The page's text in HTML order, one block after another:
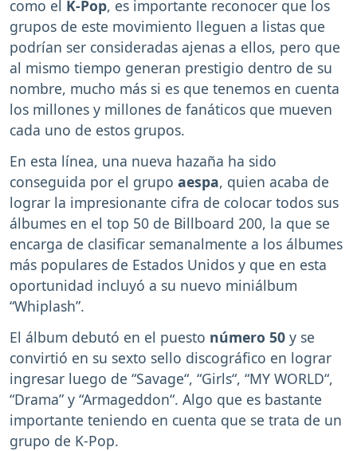
como el K-Pop, es importante reconocer que los
grupos de este movimiento lleguen a listas que
podrían ser consideradas ajenas a ellos, pero que
al mismo tiempo generan prestigio dentro de su
nombre, mucho más si es que tenemos en cuenta
los millones y millones de fanáticos que mueven
cada uno de estos grupos.
En esta línea, una nueva hazaña ha sido
conseguida por el grupo aespa, quien acaba de
lograr la impresionante cifra de colocar todos sus
álbumes en el top 50 de Billboard 200, la que se
encarga de clasificar semanalmente a los álbumes
más populares de Estados Unidos y que en esta
oportunidad incluyó a su nuevo miniálbum
“Whiplash”.
El álbum debutó en el puesto número 50 y se
convirtió en su sexto sello discográfico en lograr
ingresar luego de “Savage“, “Girls“, “MY WORLD“,
“Drama” y “Armageddon“. Algo que es bastante
importante teniendo en cuenta que se trata de un
grupo de K-Pop.